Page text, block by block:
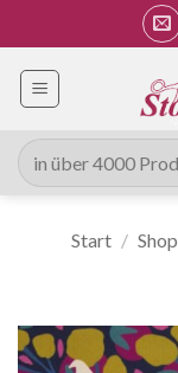
Inhalt
springen
Suche
nach:
Start / Shop